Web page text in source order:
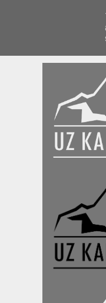
Braucieni 17./